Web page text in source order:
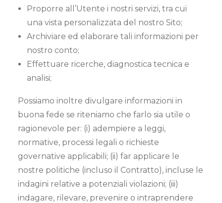
Proporre all’Utente i nostri servizi, tra cui
una vista personalizzata del nostro Sito;
Archiviare ed elaborare tali informazioni per
nostro conto;
Effettuare ricerche, diagnostica tecnica e
analisi;
Possiamo inoltre divulgare informazioni in
buona fede se riteniamo che farlo sia utile o
ragionevole per: (i) adempiere a leggi,
normative, processi legali o richieste
governative applicabili; (ii) far applicare le
nostre politiche (incluso il Contratto), incluse le
indagini relative a potenziali violazioni; (iii)
indagare, rilevare, prevenire o intraprendere